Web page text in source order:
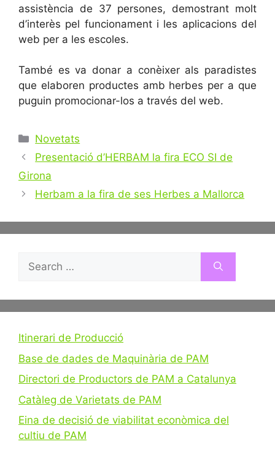
assistència de 37 persones, demostrant molt
d’interès pel funcionament i les aplicacions del
web per a les escoles.
També es va donar a conèixer als paradistes
que elaboren productes amb herbes per a que
puguin promocionar-los a través del web.
Categories
Novetats
Post
navigation
Presentació d’HERBAM la fira ECO SI de
Girona
Herbam a la fira de ses Herbes a Mallorca
Search
for:
Itinerari de Producció
Base de dades de Maquinària de PAM
Directori de Productors de PAM a Catalunya
Catàleg de Varietats de PAM
Eina de decisió de viabilitat econòmica del
cultiu de PAM